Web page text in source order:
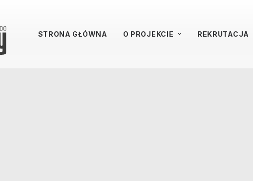
STRONA GŁÓWNA O PROJEKCIE REKRUTACJA